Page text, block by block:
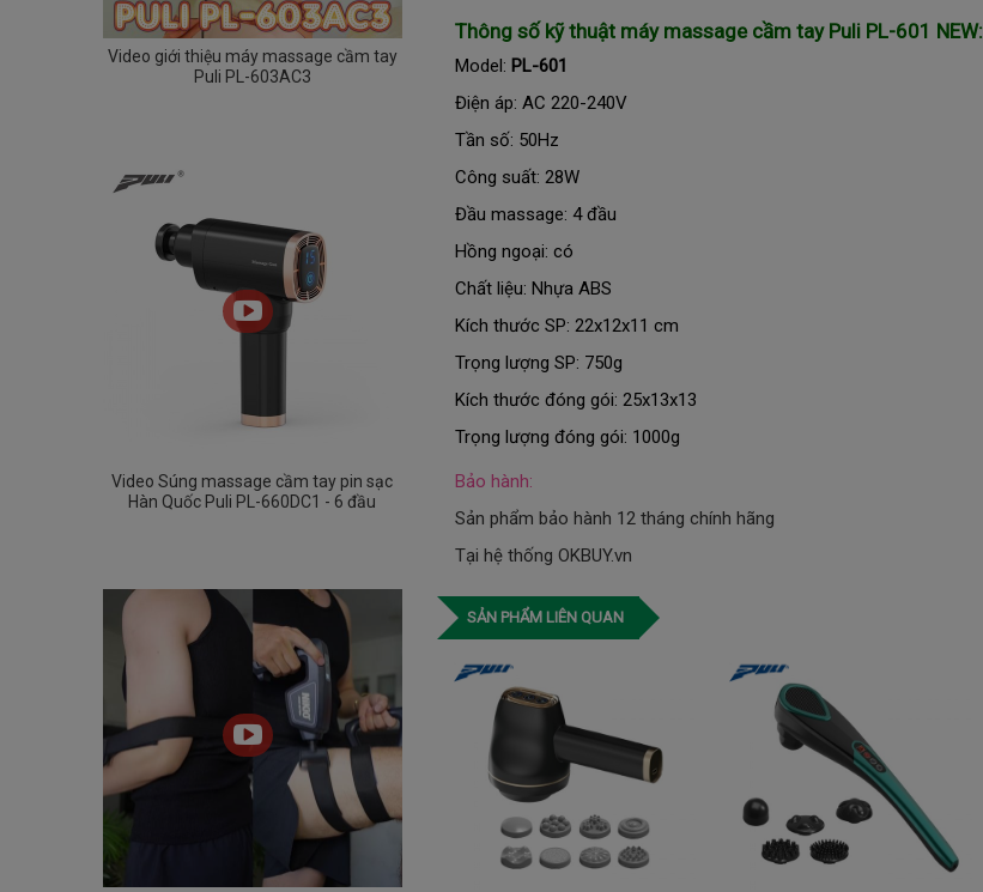
Video giới thiệu máy massage cầm tay
Puli PL-603AC3
Video Súng massage cầm tay pin sạc
Hàn Quốc Puli PL-660DC1 - 6 đầu
Thông số kỹ thuật máy massage cầm tay Puli PL-601 NEW:
Model: PL-601
Điện áp: AC 220-240V
Tần số: 50Hz
Công suất: 28W
Đầu massage: 4 đầu
Hồng ngoại: có
Chất liệu: Nhựa ABS
Kích thước SP: 22x12x11 cm
Trọng lượng SP: 750g
Kích thước đóng gói: 25x13x13
Trọng lượng đóng gói: 1000g
Bảo hành:
Sản phẩm bảo hành 12 tháng chính hãng
Tại hệ thống OKBUY.vn
SẢN PHẨM LIÊN QUAN